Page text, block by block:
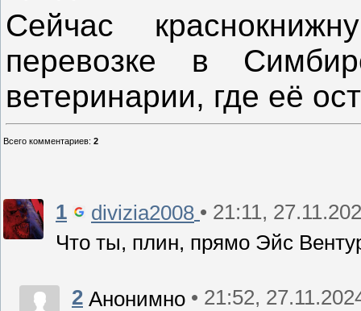
Сейчас
перевозке в
ветеринарии, где её
Всего комментариев: 2
1 divizia2008 • 21:11,
Что ты, плин, прямо Эйс
2 Анонимно • 21:52,